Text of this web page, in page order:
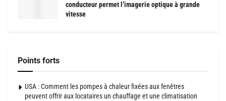
conducteur permet l’imagerie optique à grande
vitesse
Points forts
USA : Comment les pompes à chaleur fixées aux fenêtres
peuvent offrir aux locataires un chauffage et une climatisation